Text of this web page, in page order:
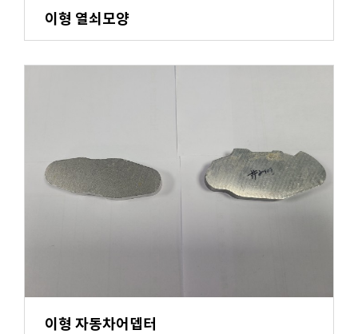
이형 열쇠모양
이형 자동차어뎁터